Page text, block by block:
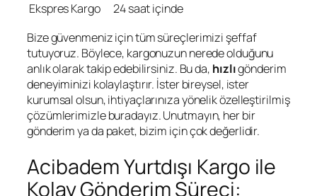
Ekspres Kargo
24 saat içinde
Bize güvenmeniz için tüm süreçlerimizi şeffaf
tutuyoruz. Böylece, kargonuzun nerede olduğunu
anlık olarak takip edebilirsiniz. Bu da, hızlıgönderim
deneyiminizi kolaylaştırır. İster bireysel, ister
kurumsal olsun, ihtiyaçlarınıza yönelik özelleştirilmiş
çözümlerimizle buradayız. Unutmayın, her bir
gönderim ya da paket, bizim için çok değerlidir.
Acibadem Yurtdışı Kargo ile
Kolay Gönderim Süreci: